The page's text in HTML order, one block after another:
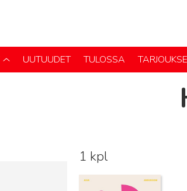
UUTUUDET TULOSSA
1 kpl
Lue lisää